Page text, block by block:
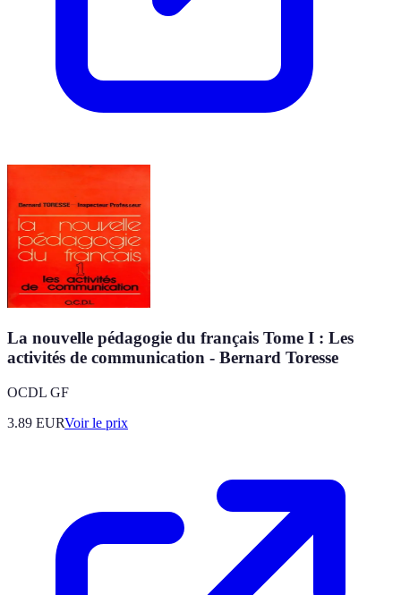
La nouvelle pédagogie du français Tome I : Les
activités de communication - Bernard Toresse
OCDL GF
3.89 EURVoir le prix